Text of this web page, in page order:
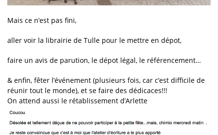
Mais ce n’est pas fini,
aller voir la librairie de Tulle pour le mettre en dépot,
faire un avis de parution, le dépot légal, le référencement…
& enfin, fêter l’événement (plusieurs fois, car c’est difficile de
réunir tout le monde), et se faire des dédicaces!!!
On attend aussi le rétablissement d’Arlette